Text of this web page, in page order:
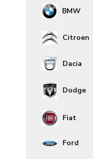
BMW
Citroen
Dacia
Dodge
Fiat
Ford